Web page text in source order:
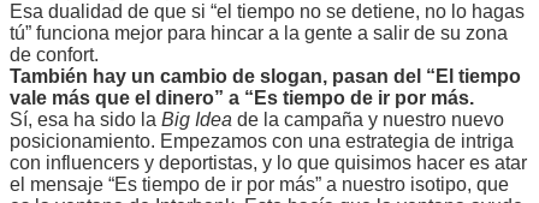
Esa dualidad de que si “el tiempo no se detiene, no lo hagas
tú” funciona mejor para hincar a la gente a salir de su zona
de confort.
También hay un cambio de slogan, pasan del “El tiempo
vale más que el dinero” a “Es tiempo de ir por más.
Sí, esa ha sido la Big Idea de la campaña y nuestro nuevo
posicionamiento. Empezamos con una estrategia de intriga
con influencers y deportistas, y lo que quisimos hacer es atar
el mensaje “Es tiempo de ir por más” a nuestro isotipo, que